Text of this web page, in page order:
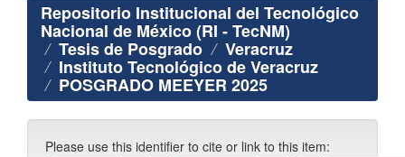
Repositorio Institucional del Tecnológico
Nacional de México (RI - TecNM)
Tesis de Posgrado Veracruz
Instituto Tecnológico de Veracruz
POSGRADO MEEYER 2025
Please use this identifier to cite or link to this item: